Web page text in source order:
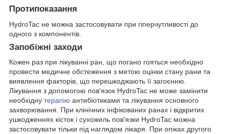
Протипоказання
HydroTac не можна застосовувати при гіперчутливості до
одного з компонентів.
Запобіжні заходи
Кожен раз при лікуванні ран, що погано гояться необхідно
провести медичне обстеження з метою оцінки стану рани та
виявлення факторів, що перешкоджають її загоєнню.
Лікування з допомогою пов'язок HydroTac не може замінити
необхідну терапію антибіотиками та лікування основного
захворювання. При клінічних інфікованих ранах і відкритих
ушкодженнях кісток і сухожиль пов'язки HydroTac можна
застосовувати тільки під наглядом лікаря. При опіках другого